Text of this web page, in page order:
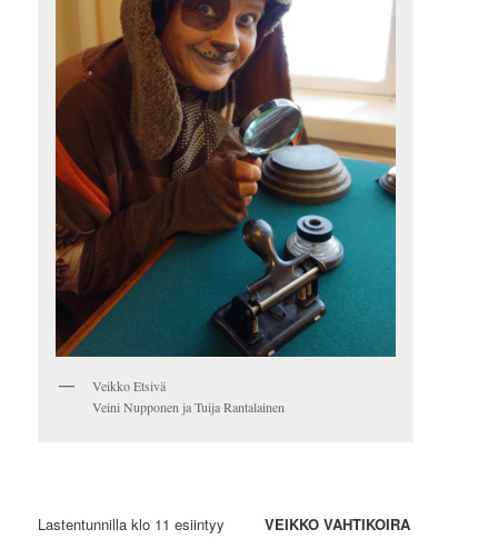
Veikko Etsivä
Veini Nupponen ja Tuija Rantalainen
Lastentunnilla klo 11 esiintyyVEIKKO VAHTIKOIRA